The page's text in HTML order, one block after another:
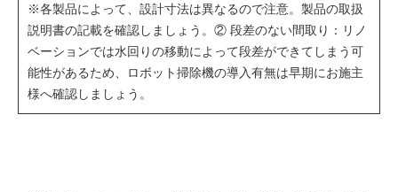
※各製品によって、設計寸法は異なるので注意。製品の取扱
説明書の記載を確認しましょう。② 段差のない間取り：リノ
ベーションでは水回りの移動によって段差ができてしまう可
能性があるため、ロボット掃除機の導入有無は早期にお施主
様へ確認しましょう。